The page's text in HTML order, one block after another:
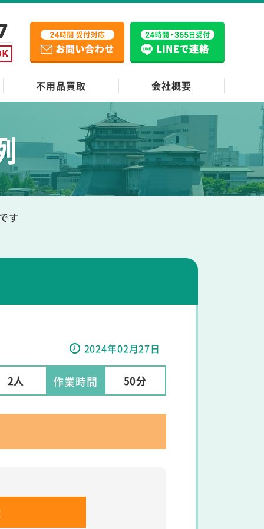
不用品買取 会社概要
す
2024年02月27日
2人 作業時間 50分